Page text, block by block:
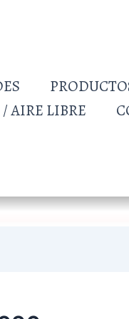
AIRE LIBRE